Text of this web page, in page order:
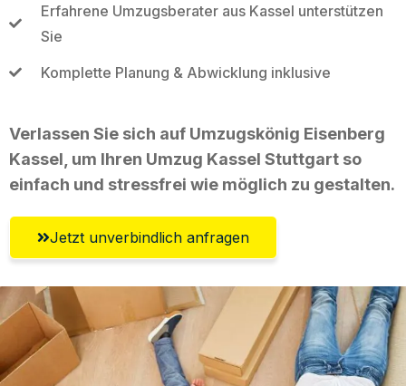
Erfahrene Umzugsberater aus Kassel unterstützen
Sie
Komplette Planung & Abwicklung inklusive
Verlassen Sie sich auf Umzugskönig Eisenberg
Kassel, um Ihren Umzug Kassel Stuttgart so
einfach und stressfrei wie möglich zu gestalten.
Jetzt unverbindlich anfragen